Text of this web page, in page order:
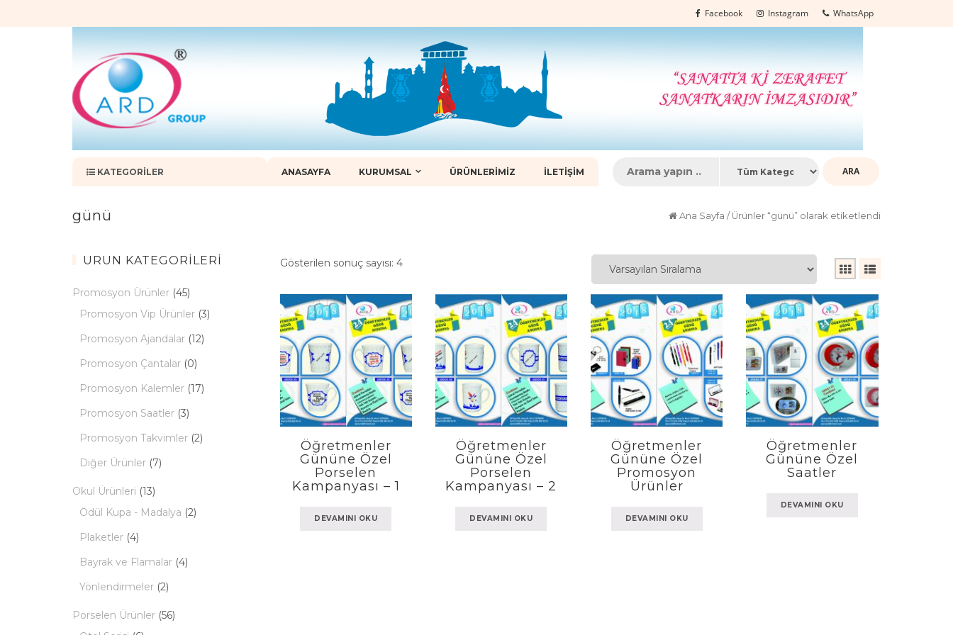
Facebook Instagram WhatsApp
KATEGORILER ANASAYFA KURUMSAL ÜRÜNLERIMIZ İLETIŞIM
günü Ana Sayfa / Ürünler “günü” olarak etiketlendi
Gösterilen sonuç sayısı: 4
Öğretmenler
Gününe Özel
Porselen
Kampanyası – 1
DEVAMINI OKU
Öğretmenler
Gününe Özel
Porselen
Kampanyası – 2
DEVAMINI OKU
Öğretmenler
Gününe Özel
Promosyon
Ürünler
DEVAMINI OKU
Öğretmenler
Gününe Özel
Saatler
DEVAMINI OKU
ÜRÜN KATEGORILERI
Promosyon Ürünler (45)
Promosyon Vip Ürünler (3)
Promosyon Ajandalar (12)
Promosyon Çantalar (0)
Promosyon Kalemler (17)
Promosyon Saatler (3)
Promosyon Takvimler (2)
Diğer Ürünler (7)
Okul Ürünleri (13)
Ödül Kupa - Madalya (2)
Plaketler (4)
Bayrak ve Flamalar (4)
Yönlendirmeler (2)
Porselen Ürünler (56)